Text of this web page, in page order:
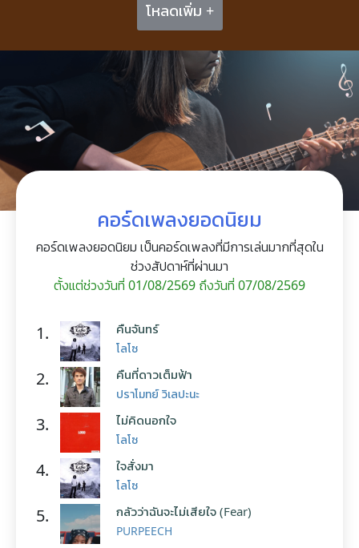
โหลดเพิ่ม +
คอร์ดเพลงยอดนิยม
คอร์ดเพลงยอดนิยม เป็นคอร์ดเพลงที่มีการเล่นมากที่สุดใน
ช่วงสัปดาห์ที่ผ่านมา
ตั้งแต่ช่วงวันที่ 01/08/2569 ถึงวันที่ 07/08/2569
1. คืนจันทร์
โลโซ
2. คืนที่ดาวเต็มฟ้า
ปราโมทย์ วิเลปะนะ
3. ไม่คิดนอกใจ
โลโซ
4. ใจสั่งมา
โลโซ
5. กลัวว่าฉันจะไม่เสียใจ (Fear)
PURPEECH